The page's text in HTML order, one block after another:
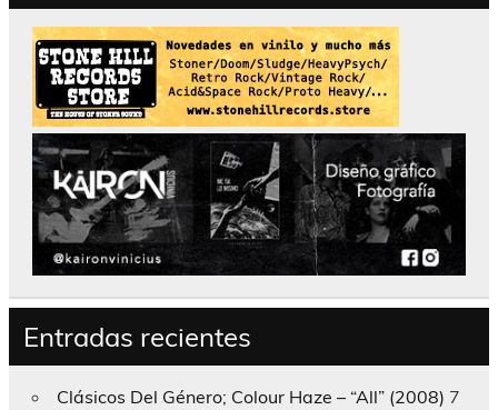
Entradas recientes
Clásicos Del Género; Colour Haze – “All” (2008) 7